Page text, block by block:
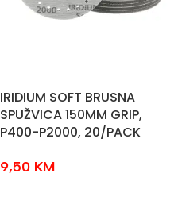
IRIDIUM SOFT BRUSNA
SPUŽVICA 150MM GRIP,
P400-P2000, 20/PACK
9,50 KM